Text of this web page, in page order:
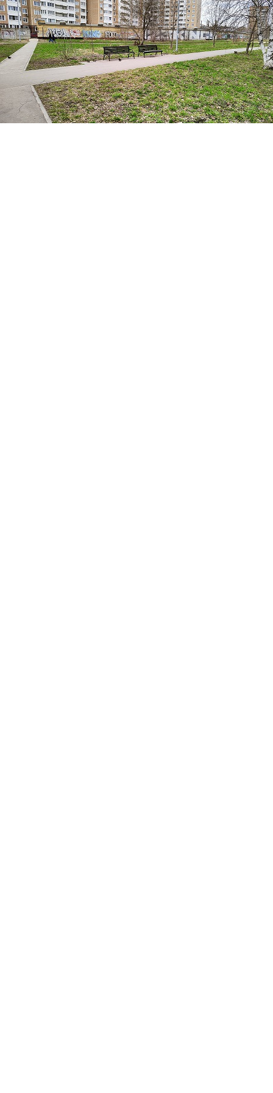
Перейти к основному содержанию